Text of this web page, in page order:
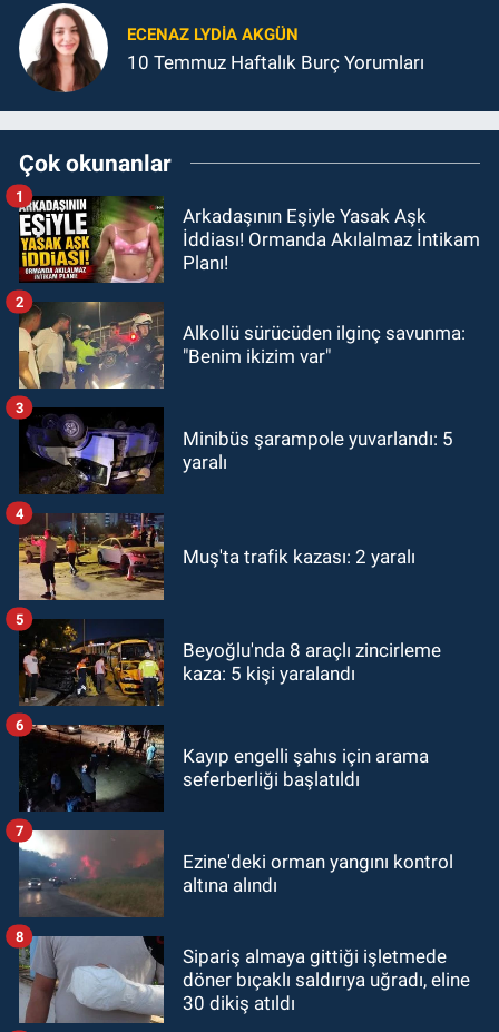
ECENAZ LYDIA AKGÜN
10 Temmuz Haftalık Burç Yorumları
Çok okunanlar
Arkadaşının Eşiyle Yasak Aşk
İddiası! Ormanda Akılalmaz İntikam
Planı!
1
Alkollü sürücüden ilginç savunma:
"Benim ikizim var"
2
Minibüs şarampole yuvarlandı: 5
yaralı
3
Muş'ta trafik kazası: 2 yaralı
4
Beyoğlu'nda 8 araçlı zincirleme
kaza: 5 kişi yaralandı
5
Kayıp engelli şahıs için arama
seferberliği başlatıldı
6
Ezine'deki orman yangını kontrol
altına alındı
7
Sipariş almaya gittiği işletmede
döner bıçaklı saldırıya uğradı, eline
30 dikiş atıldı
8